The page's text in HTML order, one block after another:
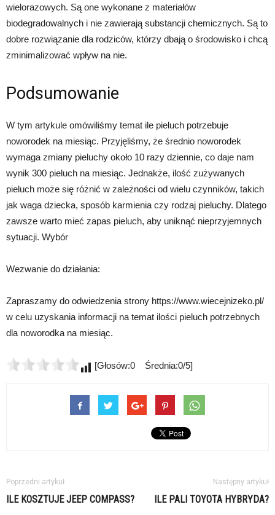
wielorazowych. Są one wykonane z materiałów
biodegradowalnych i nie zawierają substancji chemicznych. Są to
dobre rozwiązanie dla rodziców, którzy dbają o środowisko i chcą
zminimalizować wpływ na nie.
Podsumowanie
W tym artykule omówiliśmy temat ile pieluch potrzebuje
noworodek na miesiąc. Przyjęliśmy, że średnio noworodek
wymaga zmiany pieluchy około 10 razy dziennie, co daje nam
wynik 300 pieluch na miesiąc. Jednakże, ilość zużywanych
pieluch może się różnić w zależności od wielu czynników, takich
jak waga dziecka, sposób karmienia czy rodzaj pieluchy. Dlatego
zawsze warto mieć zapas pieluch, aby uniknąć nieprzyjemnych
sytuacji. Wybór
Wezwanie do działania:
Zapraszamy do odwiedzenia strony https://www.wiecejnizeko.pl/
w celu uzyskania informacji na temat ilości pieluch potrzebnych
dla noworodka na miesiąc.
[Głosów:0 Średnia:0/5]
Poprzedni artykuł
ILE KOSZTUJE JEEP COMPASS?
Następny artykuł
ILE PALI TOYOTA HYBRYDA?